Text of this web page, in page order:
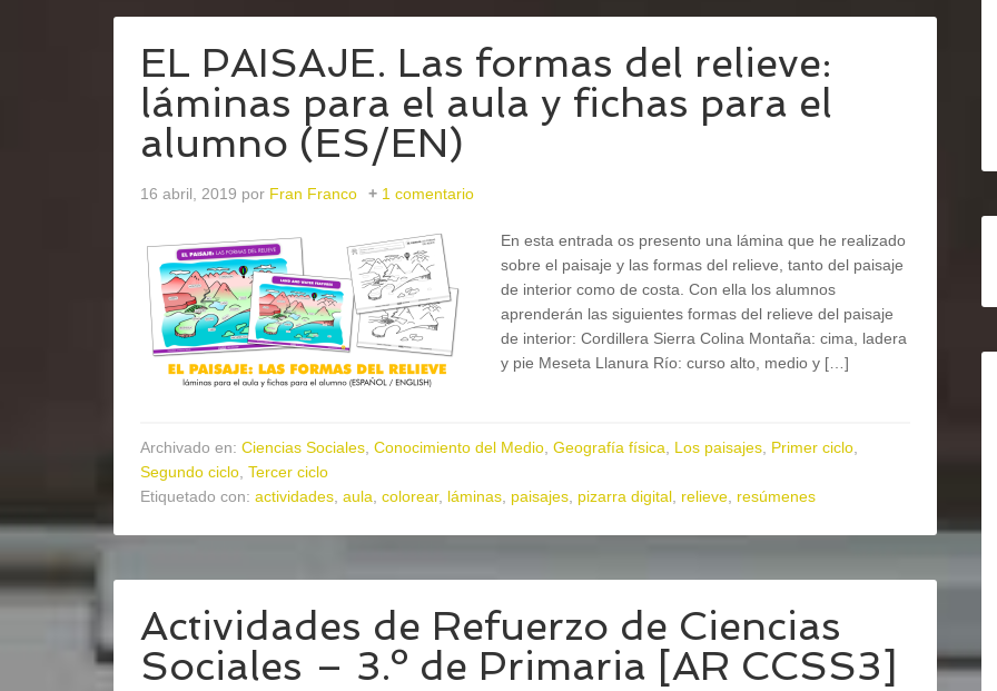
EL PAISAJE. Las formas del relieve:
láminas para el aula y fichas para el
alumno (ES/EN)
16 abril, 2019 por Fran Franco 1 comentario
En esta entrada os presento una lámina que he realizado
sobre el paisaje y las formas del relieve, tanto del paisaje
de interior como de costa. Con ella los alumnos
aprenderán las siguientes formas del relieve del paisaje
de interior: Cordillera Sierra Colina Montaña: cima, ladera
y pie Meseta Llanura Río: curso alto, medio y […]
Archivado en: Ciencias Sociales Conocimiento del Medio Geografía física Los paisajes Primer ciclo
Segundo ciclo Tercer ciclo
Etiquetado con: actividades aula colorear, láminas paisajes pizarra digital relieve resúmenes
Actividades de Refuerzo de Ciencias
Sociales – 3.º de Primaria [AR CCSS3]